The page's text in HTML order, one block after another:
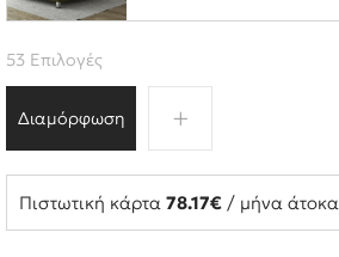
Διαμόρφωση
53 Επιλογές
Πιστωτική κάρτα 78.17€ / μήνα άτοκα